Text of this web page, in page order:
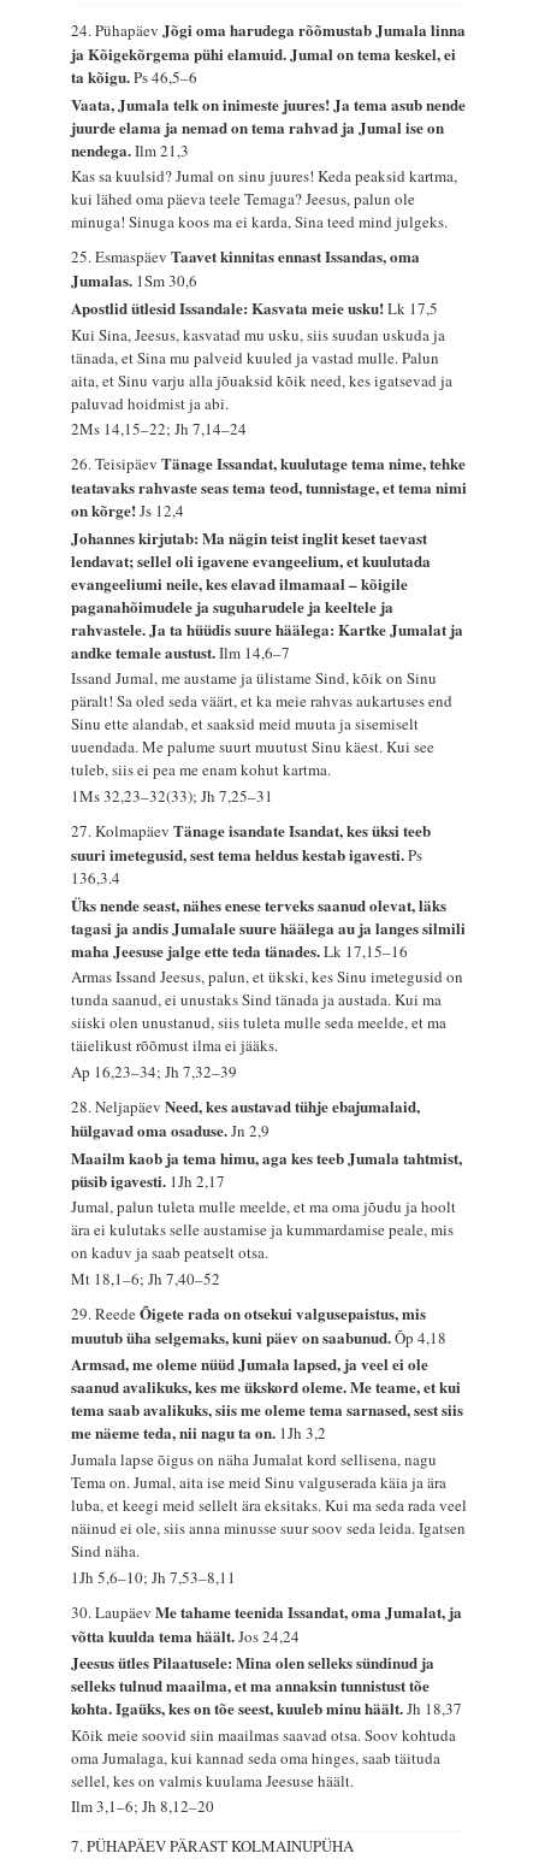
24. PühapäevJõgi oma harudega rõõmustab Jumala linna
ja Kõigekõrgema pühi elamuid. Jumal on tema keskel, ei
ta kõigu.Ps 46,5–6
Vaata, Jumala telk on inimeste juures! Ja tema asub nende
juurde elama ja nemad on tema rahvad ja Jumal ise on
nendega.Ilm 21,3
Kas sa kuulsid? Jumal on sinu juures! Keda peaksid kartma,
kui lähed oma päeva teele Temaga? Jeesus, palun ole
minuga! Sinuga koos ma ei karda, Sina teed mind julgeks.
25. EsmaspäevTaavet kinnitas ennast Issandas, oma
Jumalas. 1Sm 30,6
Apostlid ütlesid Issandale: Kasvata meie usku!Lk 17,5
Kui Sina, Jeesus, kasvatad mu usku, siis suudan uskuda ja
tänada, et Sina mu palveid kuuled ja vastad mulle. Palun
aita, et Sinu varju alla jõuaksid kõik need, kes igatsevad ja
paluvad hoidmist ja abi.
2Ms 14,15–22; Jh 7,14–24
26. TeisipäevTänage Issandat, kuulutage tema nime, tehke
teatavaks rahvaste seas tema teod, tunnistage, et tema nimi
on kõrge!Js 12,4
Johannes kirjutab: Ma nägin teist inglit keset taevast
lendavat; sellel oli igavene evangeelium, et kuulutada
evangeeliumi neile, kes elavad ilmamaal – kõigile
paganahõimudele ja suguharudele ja keeltele ja
rahvastele. Ja ta hüüdis suure häälega: Kartke Jumalat ja
andke temale austust.Ilm 14,6–7
Issand Jumal, me austame ja ülistame Sind, kõik on Sinu
päralt! Sa oled seda väärt, et ka meie rahvas aukartuses end
Sinu ette alandab, et saaksid meid muuta ja sisemiselt
uuendada. Me palume suurt muutust Sinu käest. Kui see
tuleb, siis ei pea me enam kohut kartma.
1Ms 32,23–32(33); Jh 7,25–31
27. KolmapäevTänage isandate Isandat, kes üksi teeb
suuri imetegusid, sest tema heldus kestab igavesti.Ps
136,3.4
Üks nende seast, nähes enese terveks saanud olevat, läks
tagasi ja andis Jumalale suure häälega au ja langes silmili
maha Jeesuse jalge ette teda tänades.Lk 17,15–16
Armas Issand Jeesus, palun, et ükski, kes Sinu imetegusid on
tunda saanud, ei unustaks Sind tänada ja austada. Kui ma
siiski olen unustanud, siis tuleta mulle seda meelde, et ma
täielikust rõõmust ilma ei jääks.
Ap 16,23–34; Jh 7,32–39
28. NeljapäevNeed, kes austavad tühje ebajumalaid,
hülgavad oma osaduse.Jn 2,9
Maailm kaob ja tema himu, aga kes teeb Jumala tahtmist,
püsib igavesti. 1Jh 2,17
Jumal, palun tuleta mulle meelde, et ma oma jõudu ja hoolt
ära ei kulutaks selle austamise ja kummardamise peale, mis
on kaduv ja saab peatselt otsa.
Mt 18,1–6; Jh 7,40–52
29. ReedeÕigete rada on otsekui valgusepaistus, mis
muutub üha selgemaks, kuni päev on saabunud.Õp 4,18
Armsad, me oleme nüüd Jumala lapsed, ja veel ei ole
saanud avalikuks, kes me ükskord oleme. Me teame, et kui
tema saab avalikuks, siis me oleme tema sarnased, sest siis
me näeme teda, nii nagu ta on. 1Jh 3,2
Jumala lapse õigus on näha Jumalat kord sellisena, nagu
Tema on. Jumal, aita ise meid Sinu valguserada käia ja ära
luba, et keegi meid sellelt ära eksitaks. Kui ma seda rada veel
näinud ei ole, siis anna minusse suur soov seda leida. Igatsen
Sind näha.
1Jh 5,6–10; Jh 7,53–8,11
30. LaupäevMe tahame teenida Issandat, oma Jumalat, ja
võtta kuulda tema häält.Jos 24,24
Jeesus ütles Pilaatusele: Mina olen selleks sündinud ja
selleks tulnud maailma, et ma annaksin tunnistust tõe
kohta. Igaüks, kes on tõe seest, kuuleb minu häält.Jh 18,37
Kõik meie soovid siin maailmas saavad otsa. Soov kohtuda
oma Jumalaga, kui kannad seda oma hinges, saab täituda
sellel, kes on valmis kuulama Jeesuse häält.
Ilm 3,1–6; Jh 8,12–20
7. PÜHAPÄEV PÄRAST KOLMAINUPÜHA